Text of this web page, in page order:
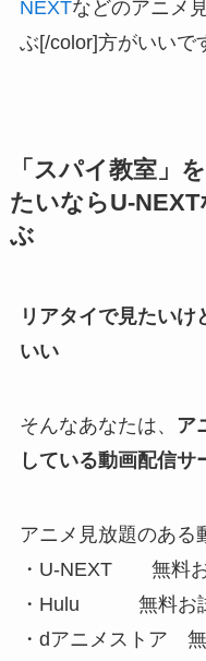
NEXTなどのアニメ
ぶ[/color]方がいいで
「スパイ教室」
たいならU-
ぶ
リアタイで見たい
いい
そんなあなたは、 ア
している動画配信サ
アニメ見放題のある
・U-NEXT 無料お
・Hulu 無料お試
・dアニメストア